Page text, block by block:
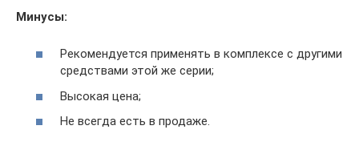
Минусы:
Рекомендуется применять в комплексе с другими
средствами этой же серии;
Высокая цена;
Не всегда есть в продаже.